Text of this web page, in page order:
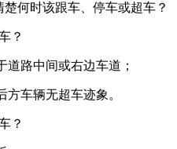
何时该跟车、停车或超车？
？
路中间或右边车道；
车辆无超车迹象。
？